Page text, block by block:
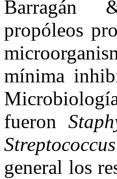
Barragán
propóleos
mínima
fueron
general los